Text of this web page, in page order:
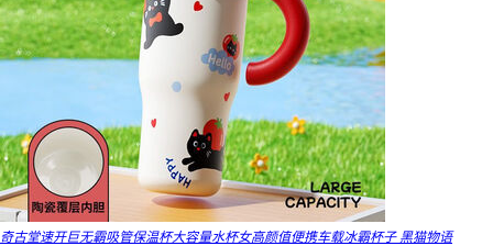
奇古堂速开巨无霸吸管保温杯大容量水杯女高颜值便携车载冰霸杯子 黑猫物语